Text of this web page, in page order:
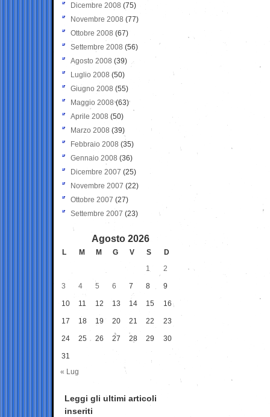
Dicembre 2008 (75)
Novembre 2008 (77)
Ottobre 2008 (67)
Settembre 2008 (56)
Agosto 2008 (39)
Luglio 2008 (50)
Giugno 2008 (55)
Maggio 2008(63)
Aprile 2008 (50)
Marzo 2008 (39)
Febbraio 2008 (35)
Gennaio 2008 (36)
Dicembre 2007 (25)
Novembre 2007 (22)
Ottobre 2007 (27)
Settembre 2007 (23)
Agosto 2026
L M M G V S
D
1
2
3 4 5 6 7 8 9
10 11 12 13 14 15 16
17 18 19 20 21 22 23
24 25 26 27 28 29 30
31
« Lug
Leggi gli ultimi articoli
inseriti